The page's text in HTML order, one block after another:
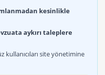
kesinlikle
aykırı taleplere
kullanıcıları site yönetimine